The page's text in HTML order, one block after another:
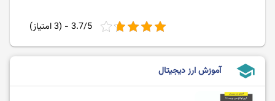
3.7/5 - (3 امتیاز)
school آموزش ارز دیجیتال